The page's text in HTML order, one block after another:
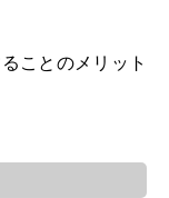
ことのメリット